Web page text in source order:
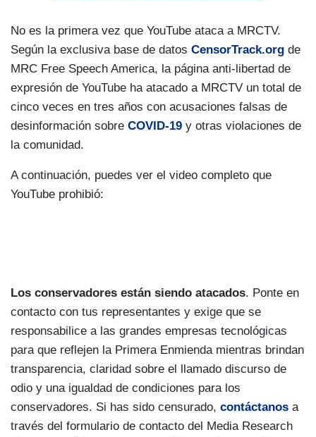
No es la primera vez que YouTube ataca a MRCTV.
Según la exclusiva base de datos CensorTrack.org de
MRC Free Speech America, la página anti-libertad de
expresión de YouTube ha atacado a MRCTV un total de
cinco veces en tres años con acusaciones falsas de
desinformación sobre COVID-19 y otras violaciones de
la comunidad.
A continuación, puedes ver el video completo que
YouTube prohibió:
Los conservadores están siendo atacados. Ponte en
contacto con tus representantes y exige que se
responsabilice a las grandes empresas tecnológicas
para que reflejen la Primera Enmienda mientras brindan
transparencia, claridad sobre el llamado discurso de
odio y una igualdad de condiciones para los
conservadores. Si has sido censurado, contáctanos a
través del formulario de contacto del Media Research